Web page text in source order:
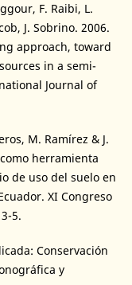
F. Raibi, L.
J. Sobrino. 2006.
approach, toward
in a semi-
Journal of
M. Ramírez & J.
como herramienta
de uso del suelo en
XI Congreso
5.
Conservación
y